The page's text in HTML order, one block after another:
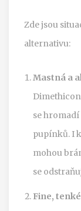
Zde jsou
alternativu:
Mastná a
se
pupínků. I
mohou
se
Fine,